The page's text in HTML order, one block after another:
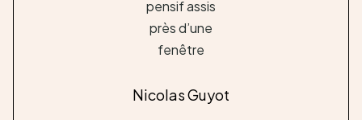
Nicolas Guyot